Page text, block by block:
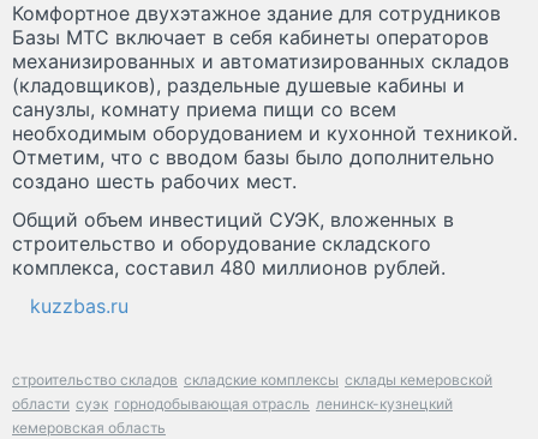
Комфортное двухэтажное здание для сотрудников
Базы МТС включает в себя кабинеты операторов
механизированных и автоматизированных складов
(кладовщиков), раздельные душевые кабины и
санузлы, комнату приема пищи со всем
необходимым оборудованием и кухонной техникой.
Отметим, что с вводом базы было дополнительно
создано шесть рабочих мест.
Общий объем инвестиций СУЭК, вложенных в
строительство и оборудование складского
комплекса, составил 480 миллионов рублей.
kuzzbas.ru
строительство складов складские комплексы склады кемеровской
области суэк горнодобывающая отрасль ленинск-кузнецкий
кемеровская область